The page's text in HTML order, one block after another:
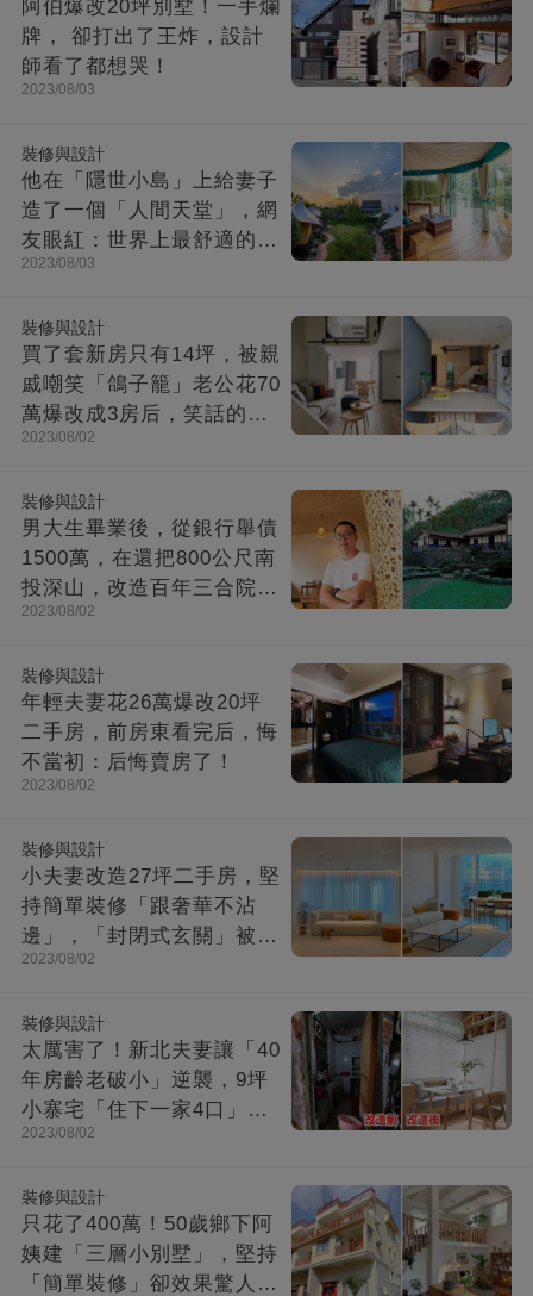
阿伯爆改20坪別墅！一手爛
牌， 卻打出了王炸，設計
師看了都想哭！
2023/08/03
裝修與設計
他在「隱世小島」上給妻子
造了一個「人間天堂」，網
友眼紅：世界上最舒適的時
光都在這里
2023/08/03
裝修與設計
買了套新房只有14坪，被親
戚嘲笑「鴿子籠」老公花70
萬爆改成3房后，笑話的親
戚不吭聲了
2023/08/02
裝修與設計
男大生畢業後，從銀行舉債
1500萬，在還把800公尺南
投深山，改造百年三合院，
成「台灣最美民宿」!
2023/08/02
裝修與設計
年輕夫妻花26萬爆改20坪
二手房，前房東看完后，悔
不當初：后悔賣房了！
2023/08/02
裝修與設計
小夫妻改造27坪二手房，堅
持簡單裝修「跟奢華不沾
邊」，「封閉式玄關」被贊
爆：這就是夢想中的家！
2023/08/02
裝修與設計
太厲害了！新北夫妻讓「40
年房齡老破小」逆襲，9坪
小寨宅「住下一家4口」，
收納超強超舒適
2023/08/02
裝修與設計
只花了400萬！50歲鄉下阿
姨建「三層小別墅」，堅持
「簡單裝修」卻效果驚人：